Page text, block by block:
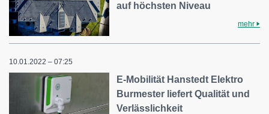
auf höchsten Niveau
mehr
10.01.2022 – 07:25
E-Mobilität Hanstedt Elektro
Burmester liefert Qualität und
Verlässlichkeit